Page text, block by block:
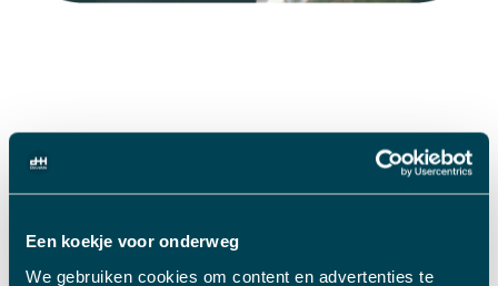
Een koekje voor onderweg
We gebruiken cookies om content en advertenties te
PASSENGER FEEDBACK